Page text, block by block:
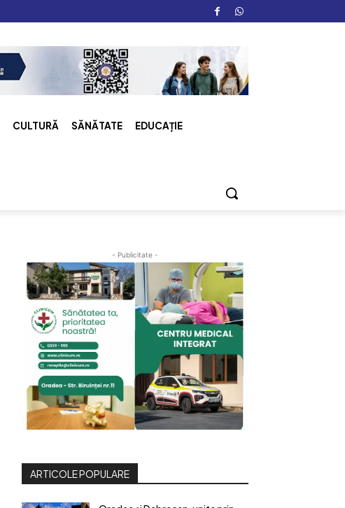
CULTURĂ SĂNĂTATE EDUCAȚIE
- Publicitate -
ARTICOLE POPULARE